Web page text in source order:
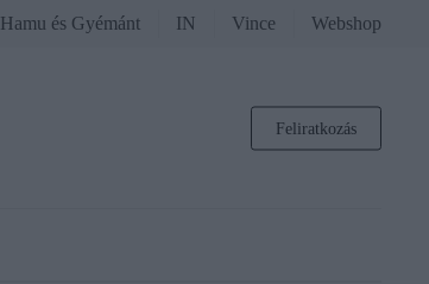
Hamu és Gyémánt IN Vince Webshop
Feliratkozás